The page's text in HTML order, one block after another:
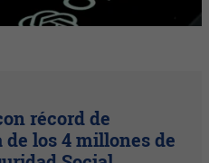
récord de
los 4 millones de